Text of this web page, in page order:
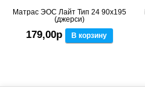
Матрас ЭОС Лайт Тип 24 90x195
(джерси)
179,00р В корзину